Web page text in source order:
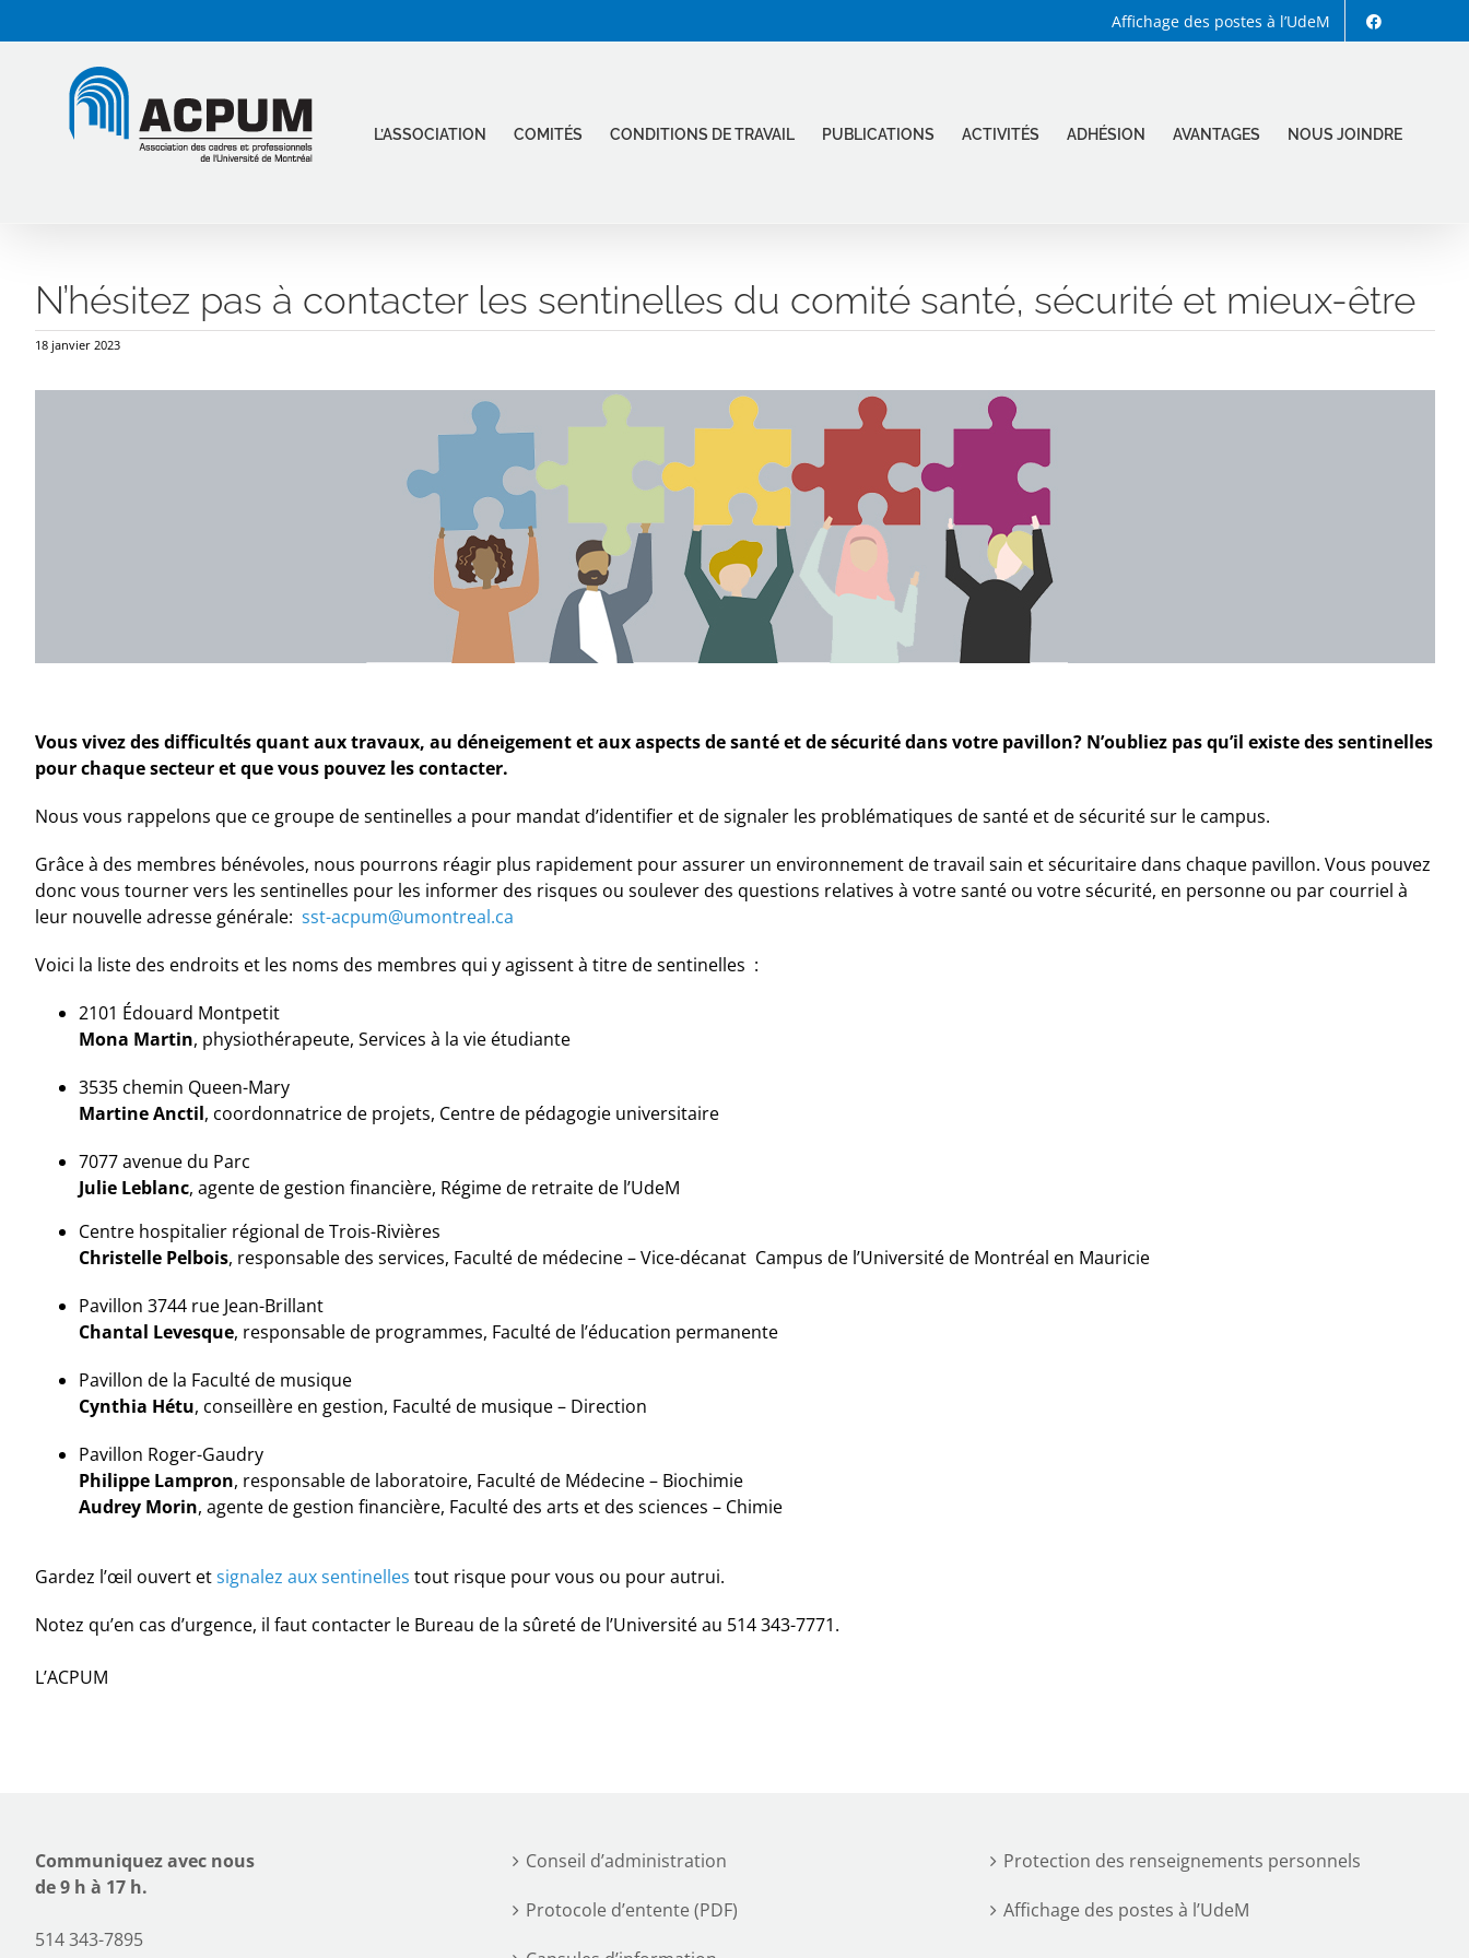
au
Affichage des postes à l’UdeM
L’ASSOCIATION COMITÉS CONDITIONS DE TRAVAIL PUBLICATIONS ACTIVITÉS ADHÉSION AVANTAGES NOUS JOINDRE
N’hésitez pas à contacter les sentinelles du comité santé, sécurité et mieux-être
18 janvier 2023
Vous vivez des difficultés quant aux travaux, au déneigement et aux aspects de santé et de sécurité dans votre pavillon? N’oubliez pas qu’il existe des sentinelles
pour chaque secteur et que vous pouvez les contacter.
Nous vous rappelons que ce groupe de sentinelles a pour mandat d’identifier et de signaler les problématiques de santé et de sécurité sur le campus.
Grâce à des membres bénévoles, nous pourrons réagir plus rapidement pour assurer un environnement de travail sain et sécuritaire dans chaque pavillon. Vous pouvez
donc vous tourner vers les sentinelles pour les informer des risques ou soulever des questions relatives à votre santé ou votre sécurité, en personne ou par courriel à
leur nouvelle adresse générale: sst-acpum@umontreal.ca
Voici la liste des endroits et les noms des membres qui y agissent à titre de sentinelles :
2101 Édouard Montpetit
Mona Martin, physiothérapeute, Services à la vie étudiante
3535 chemin Queen-Mary
Martine Anctil, coordonnatrice de projets, Centre de pédagogie universitaire
7077 avenue du Parc
Julie Leblanc, agente de gestion financière, Régime de retraite de l’UdeM
Centre hospitalier régional de Trois-Rivières
Christelle Pelbois, responsable des services, Faculté de médecine – Vice-décanat Campus de l’Université de Montréal en Mauricie
Pavillon 3744 rue Jean-Brillant
Chantal Levesque, responsable de programmes, Faculté de l’éducation permanente
Pavillon de la Faculté de musique
Cynthia Hétu, conseillère en gestion, Faculté de musique – Direction
Pavillon Roger-Gaudry
Philippe Lampron, responsable de laboratoire, Faculté de Médecine – Biochimie
Audrey Morin, agente de gestion financière, Faculté des arts et des sciences – Chimie
Gardez l’œil ouvert etsignalez aux sentinelles tout risque pour vous ou pour autrui.
Notez qu’en cas d’urgence, il faut contacter le Bureau de la sûreté de l’Université au 514 343-7771.
L’ACPUM
Communiquez avec nous
de 9 h à 17 h.
514 343-7895
Conseil d’administration
Protocole d’entente (PDF)
Protection des renseignements personnels
Affichage des postes à l’UdeM